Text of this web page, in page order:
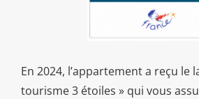
En 2024, l’appartement a reçu le
tourisme 3 étoiles » qui vous